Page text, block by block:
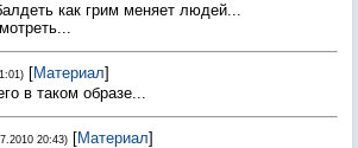
как грим меняет людей...
[Материал]
в таком образе...
20:43) [Материал]